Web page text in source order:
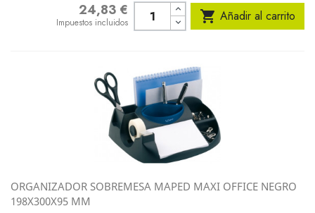
Precio24,83 €
Impuestos incluidos  Añadir al carrito
ORGANIZADOR SOBREMESA MAPED MAXI OFFICE NEGRO
198X300X95 MM